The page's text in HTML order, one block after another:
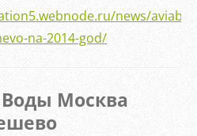
news/
na-2014-god/
Москва